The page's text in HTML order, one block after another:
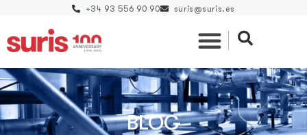
+34 93 556 90 90 suris@suris.es
BLOG